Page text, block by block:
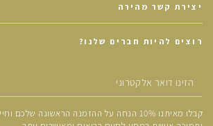
יצירת קשר מהירה
רוצים להיות חברים שלנו?
הזינו
דואר
אלקטרוני
קבלו מאיתנו 10% הנחה על ההזמנה הראשונה